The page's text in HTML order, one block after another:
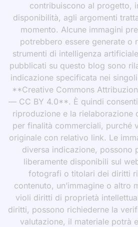
contribuiscono al progetto,
disponibilità, agli argomenti
momento. Alcune immagini
potrebbero essere generate o
strumenti di intelligenza
pubblicati su questo blog sono
indicazione specificata nei
**Creative Commons
— CC BY 4.0**. È quindi
riproduzione e la rielaborazione
per finalità commerciali, purché
originale con relativo link. Le
diversa indicazione, possono
liberamente disponibili sul
fotografi o titolari dei diritti
contenuto, un’immagine o altro
violi diritti di proprietà
diritti, possono richiederne la
valutazione, il materiale potrà